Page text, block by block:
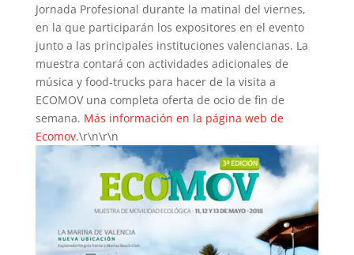
Jornada Profesional durante la matinal del viernes,
en la que participarán los expositores en el evento
junto a las principales instituciones valencianas. La
muestra contará con actividades adicionales de
música y food-trucks para hacer de la visita a
ECOMOV una completa oferta de ocio de fin de
semana. Más información en la página web de
Ecomov.\r\n\r\n